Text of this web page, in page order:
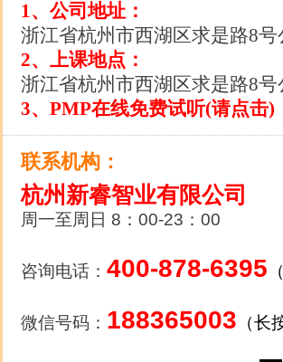
1、公司地址：
浙江省杭州市西湖区求是路8号
2、上课地点：
浙江省杭州市西湖区求是路8号
3、PMP在线免费试听(请点击)
联系机构：
杭州新睿智业有限公司
周一至周日 8：00-23：00
咨询电话： 400-878-6395
微信号码： 188365003 （